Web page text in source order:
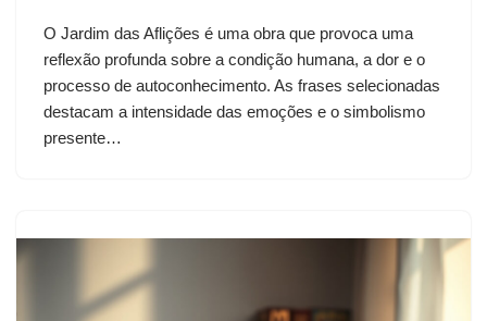
O Jardim das Aflições é uma obra que provoca uma
reflexão profunda sobre a condição humana, a dor e o
processo de autoconhecimento. As frases selecionadas
destacam a intensidade das emoções e o simbolismo
presente…